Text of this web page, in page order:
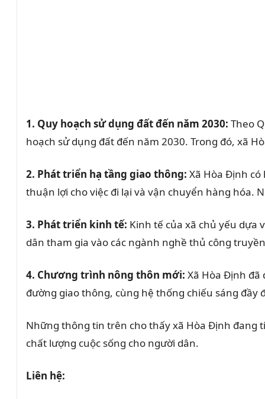
1. Quy hoạch sử dụng đất đến năm 2030: Theo
hoạch sử dụng đất đến năm 2030. Trong đó, xã
2. Phát triển hạ tầng giao thông: Xã Hòa Định
thuận lợi cho việc đi lại và vận chuyển hàng hóa.
3. Phát triển kinh tế: Kinh tế của xã chủ yếu dựa
dân tham gia vào các ngành nghề thủ công
4. Chương trình nông thôn mới: Xã Hòa Định đã
đường giao thông, cùng hệ thống chiếu sáng đầy
Những thông tin trên cho thấy xã Hòa Định đang
chất lượng cuộc sống cho người dân.
Liên hệ: